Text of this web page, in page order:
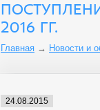
2016 ГГ.
Главная → Новости и
24.08.2015